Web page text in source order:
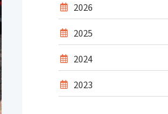
2026
2025
2024
2023